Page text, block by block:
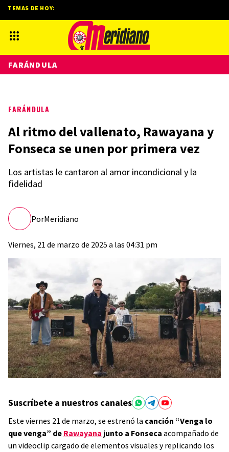
FARÁNDULA
Al ritmo del vallenato, Rawayana y
Fonseca se unen por primera vez
Los artistas le cantaron al amor incondicional y la
fidelidad
PorMeridiano
Viernes, 21 de marzo de 2025 a las 04:31 pm
Suscríbete a nuestros canales
Este viernes 21 de marzo, se estrenó la canción “Venga lo
que venga” de Rawayana junto a Fonseca acompañado de
un videoclip cargado de elementos visuales y replicando los
TEMAS DE HOY:
FARÁNDULA